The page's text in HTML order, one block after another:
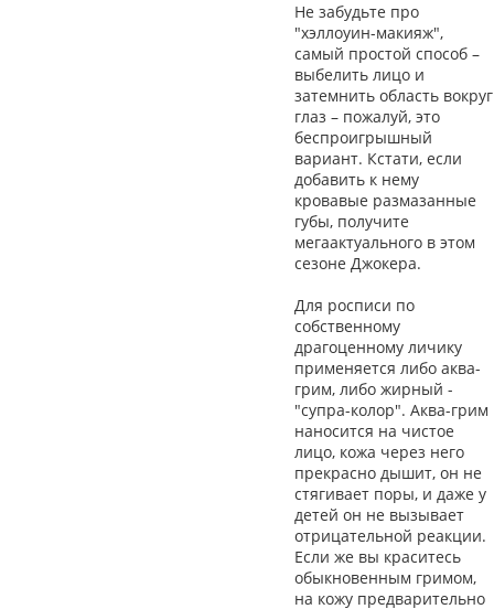
Не забудьте про
"хэллоуин-макияж",
самый простой способ –
выбелить лицо и
затемнить область вокруг
глаз – пожалуй, это
беспроигрышный
вариант. Кстати, если
добавить к нему
кровавые размазанные
губы, получите
мегаактуального в этом
сезоне Джокера.
Для росписи по
собственному
драгоценному личику
применяется либо аква-
грим, либо жирный -
"супра-колор". Аква-грим
наносится на чистое
лицо, кожа через него
прекрасно дышит, он не
стягивает поры, и даже у
детей он не вызывает
отрицательной реакции.
Если же вы краситесь
обыкновенным гримом,
на кожу предварительно